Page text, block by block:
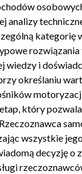
analizy
kategorię
rozwiązania
wiedzy i
określaniu
który
wszystkie
decyzję o